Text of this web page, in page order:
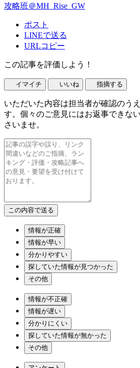
攻略班＠MH_Rise_GW
ポスト
LINEで送る
URLコピー
この記事を評価しよう！
イマイチ いいね 指摘する
いただいた内容は担当者が確認のう
す。個々のご意見にはお返事できな
さいませ。
情報が正確
情報が早い
分かりやすい
探していた情報が見つかった
その他
情報が不正確
情報が遅い
分かりにくい
探していた情報が無かった
その他